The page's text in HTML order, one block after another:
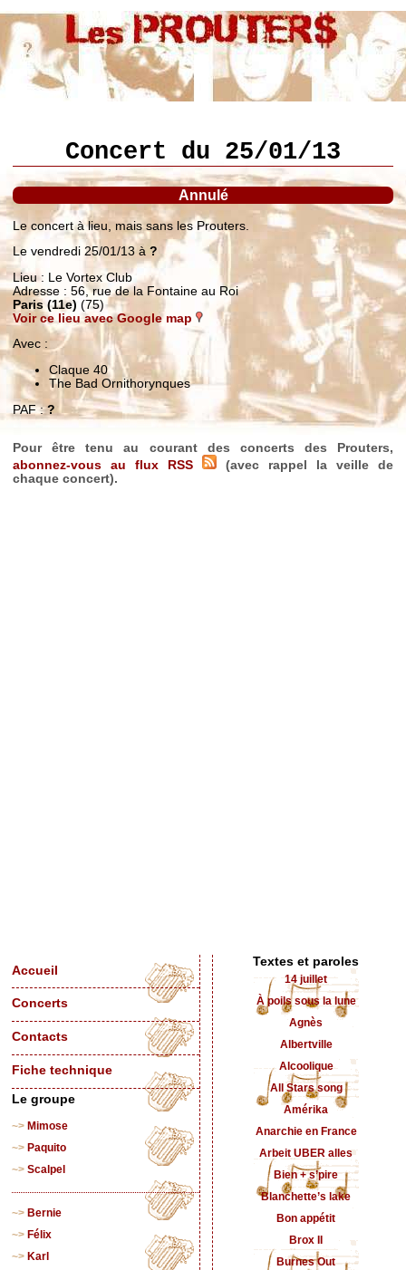
Concert du 25/01/13
Annulé
Le concert à lieu, mais sans les Prouters.
Le vendredi 25/01/13 à ?
Lieu : Le Vortex Club
Adresse : 56, rue de la Fontaine au Roi
Paris (11e) (75)
Voir ce lieu avec Google map
Avec :
Claque 40
The Bad Ornithorynques
PAF :?
Pour être tenu au courant des concerts des Prouters,
abonnez-vous au flux RSS
(avec rappel la veille de
chaque concert).
Accueil
Concerts
Contacts
Fiche technique
Le groupe
Mimose
Paquito
Scalpel
Bernie
Félix
Karl
Textes et paroles
14 juillet
À poils sous la lune
Agnès
Albertville
Alcoolique
All Stars song
Amérika
Anarchie en France
Arbeit UBER alles
Bien + s’pire
Blanchette’s lake
Bon appétit
Brox II
Burnes Out